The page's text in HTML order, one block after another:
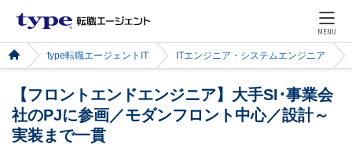
MENU
type転職エージェントIT ITエンジニア・システムエンジニア
【フロントエンドエンジニア】大手SI･事業会
社のPJに参画／モダンフロント中心／設計～
実装まで一貫